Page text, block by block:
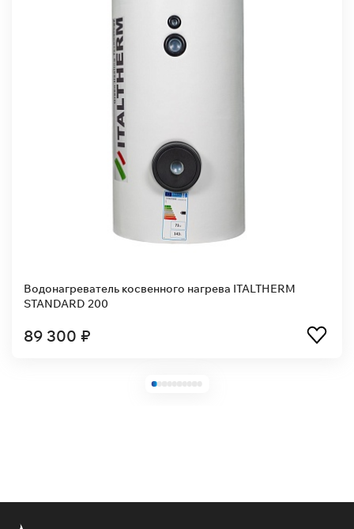
Водонагреватель косвенного нагрева ITALTHERM
STANDARD 200
89 300 ₽